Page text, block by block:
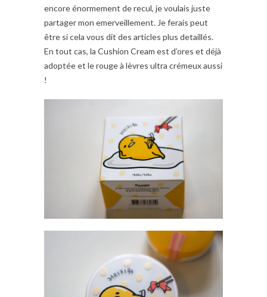
encore énormement de recul, je voulais juste
partager mon emerveillement. Je ferais peut
être si cela vous dit des articles plus detaillés.
En tout cas, la Cushion Cream est d’ores et déjà
adoptée et le rouge à lèvres ultra crémeux aussi
!